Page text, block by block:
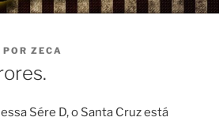
POR ZECA
Sére D, o Santa Cruz está